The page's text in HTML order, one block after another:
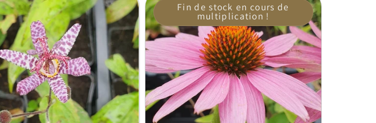
Fin de stock en cours de
multiplication !